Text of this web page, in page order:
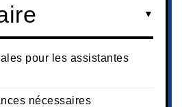
pour les assistantes
nécessaires